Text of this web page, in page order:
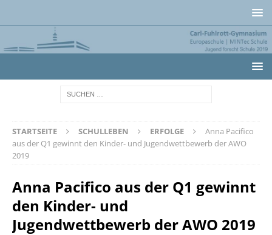
STARTSEITE SCHULLEBEN ERFOLGE
Anna Pacifico
aus der Q1 gewinnt den Kinder- und Jugendwettbewerb der AWO
2019
Anna Pacifico aus der Q1 gewinnt
den Kinder- und
Jugendwettbewerb der AWO 2019